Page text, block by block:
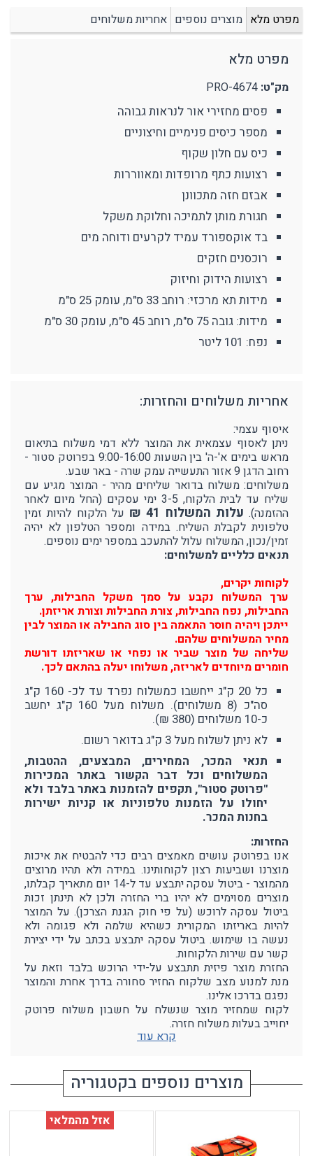
מפרט מלא מוצרים נוספים אחריות משלוחים
מפרט מלא
מק"ט: PRO-4674
פסים מחזירי אור לנראות גבוהה
מספר כיסים פנימיים וחיצוניים
כיס עם חלון שקוף
רצועות כתף מרופדות ומאווררות
אבזם חזה מתכוונן
חגורת מותן לתמיכה וחלוקת משקל
בד אוקספורד עמיד לקרעים ודוחה מים
רוכסנים חזקים
רצועות הידוק וחיזוק
מידות תא מרכזי: רוחב 33 ס"מ, עומק 25 ס"מ
מידות: גובה 75 ס"מ, רוחב 45 ס"מ, עומק 30 ס"מ
נפח: ‎101 ליטר
אחריות משלוחים והחזרות:
איסוף עצמי:
ניתן לאסוף עצמאית את המוצר ללא דמי משלוח בתיאום
מראש בימים א'-ה' בין השעות 9:00-16:00 בפרוטק סטור -
רחוב הדגן 9 אזור התעשייה עמק שרה - באר שבע.
משלוחים: משלוח בדואר שליחים מהיר - המוצר מגיע עם
שליח עד לבית הלקוח, 3-5 ימי עסקים (החל מיום לאחר
ההזמנה). עלות המשלוח 41 ₪
על הלקוח להיות זמין
טלפונית לקבלת השליח. במידה ומספר הטלפון לא יהיה
זמין/נכון, המשלוח עלול להתעכב במספר ימים נוספים.
תנאים כלליים למשלוחים:
לקוחות יקרים,
ערך המשלוח נקבע על סמך משקל החבילות, ערך
החבילות, נפח החבילות, צורת החבילות וצורת אריזתן.
ייתכן ויהיה חוסר התאמה בין סוג החבילה או המוצר לבין
מחיר המשלוחים שלהם.
שליחה של מוצר שביר או נפחי או שאריזתו דורשת
חומרים מיוחדים לאריזה, משלוחו יעלה בהתאם לכך.
כל 20 ק"ג ייחשבו כמשלוח נפרד עד לכ- 160 ק"ג
סה"כ (8 משלוחים). משלוח מעל 160 ק"ג יחשב
כ-10 משלוחים (380 ₪).
לא ניתן לשלוח מעל 3 ק"ג בדואר רשום.
תנאי המכר, המחירים, המבצעים, ההטבות,
המשלוחים וכל דבר הקשור באתר המכירות
"פרוטק סטור", תקפים להזמנות באתר בלבד ולא
יחולו על הזמנות טלפוניות או קניות ישירות
בחנות המכר.
החזרות:
אנו בפרוטק עושים מאמצים רבים כדי להבטיח את איכות
מוצרנו ושביעות רצון לקוחותינו. במידה ולא תהיו מרוצים
מהמוצר - ביטול עסקה יתבצע עד ל-14 יום מתאריך קבלתו,
מוצרים מסוימים לא יהיו ברי החזרה ולכן לא תינתן זכות
ביטול עסקה לרוכש (על פי חוק הגנת הצרכן). על המוצר
להיות באריזתו המקורית כשהיא שלמה ולא פגומה ולא
נעשה בו שימוש. ביטול עסקה יתבצע בכתב על ידי יצירת
קשר עם שירות הלקוחות.
החזרת מוצר פיזית תתבצע על-ידי הרוכש בלבד וזאת על
מנת למנוע מצב שלקוח החזיר סחורה בדרך אחרת והמוצר
נפגם בדרכו אלינו.
לקוח שמחזיר מוצר שנשלח על חשבון משלוח פרוטק
יחוייב בעלות משלוח חזרה.
קרא עוד
מוצרים נוספים בקטגוריה
אזל מהמלאי